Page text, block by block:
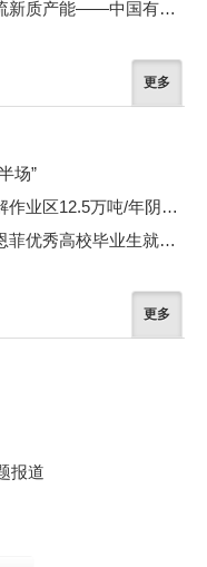
锻造无愧时代无愧使命的世界一流新质产能——中国有色金属工业的战略应对与破局之道（二）
更多
场”
聚力实干促达产——凉山铜业电解作业区12.5万吨/年阴极铜试生产攻坚侧记
以实干擦亮青春底色——记中国恩菲优秀高校毕业生就业典型、青年工程师李林杰
更多
报道